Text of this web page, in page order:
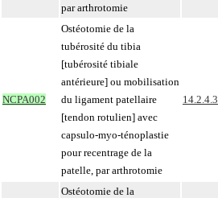
par arthrotomie
NCPA002
Ostéotomie de la
tubérosité du tibia
[tubérosité tibiale
antérieure] ou mobilisation
du ligament patellaire
[tendon rotulien] avec
capsulo-myo-ténoplastie
pour recentrage de la
patelle, par arthrotomie
14.2.4.3
Ostéotomie de la